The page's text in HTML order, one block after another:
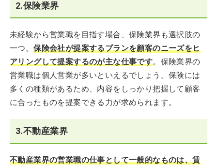
2.保険業界
未経験から営業職を目指す場合、保険業界も選択肢の
一つ。保険会社が提案するプランを顧客のニーズをヒ
アリングして提案するのが主な仕事です。保険業界の
営業職は個人営業が多いといえるでしょう。保険には
多くの種類があるため、内容をしっかり把握して顧客
に合ったものを提案できる力が求められます。
3.不動産業界
不動産業界の営業職の仕事として一般的なものは、賃